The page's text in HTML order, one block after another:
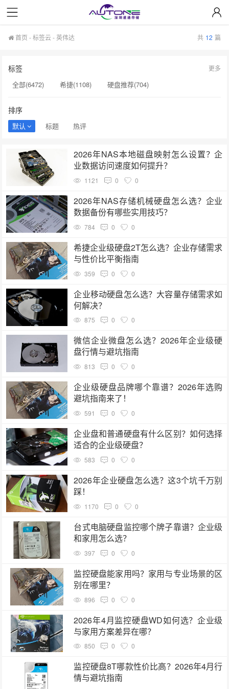
首页 -标签云- 英伟达 共 12 篇
标签
全部(6472) 希捷(1108)
硬盘推荐(704)
NAS硬盘(593)
希捷硬盘(553)
sata硬盘(190)
企业级SSD(190)
英特尔(190)
硬盘质量(189)
硬盘寿命(189)
固态硬盘推荐(188)
H100显卡(188)
AI训练(187)
硬盘真伪验证(187)
西部数据(187)
更多
排序
默认 标题 热评
2026年NAS本地磁盘映射怎么设置？企
业数据访问速度如何提升？
1121 0 0
2026年NAS存储机械硬盘怎么选？企业
数据备份有哪些实用技巧？
784 0 0
希捷企业级硬盘2T怎么选？企业存储需求
与性价比平衡指南
359 0 0
企业移动硬盘怎么选？大容量存储需求如
何解决？
875 0 0
微信企业微盘怎么选？2026年企业级硬
盘行情与避坑指南
813 0 0
企业级硬盘品牌哪个靠谱？2026年选购
避坑指南来了！
591 0 0
企业盘和普通硬盘有什么区别？如何选择
适合的企业级硬盘？
583 0 0
2026年企业硬盘怎么选？这3个坑千万别
踩！
1170 0 0
台式电脑硬盘监控哪个牌子靠谱？企业级
和家用怎么选？
397 0 0
监控硬盘能家用吗？家用与专业场景的区
别在哪里？
896 0 0
2026年4月监控硬盘WD如何选？企业级
与家用方案差异在哪？
850 0 0
监控硬盘8T哪款性价比高？2026年4月行
情与避坑指南